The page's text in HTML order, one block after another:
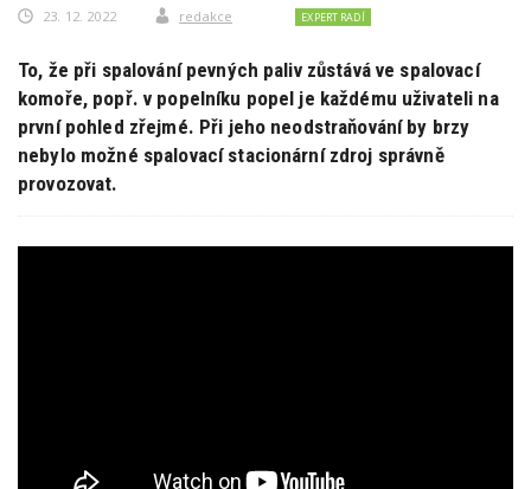
23. 12. 2022 redakce EXPERT RADÍ
To, že při spalování pevných paliv zůstává ve spalovací
komoře, popř. v popelníku popel je každému uživateli na
první pohled zřejmé. Při jeho neodstraňování by brzy
nebylo možné spalovací stacionární zdroj správně
provozovat.